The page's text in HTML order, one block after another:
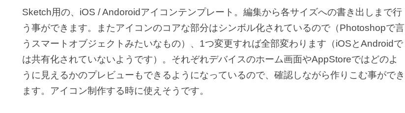
Sketch用の、iOS / Andoroidアイコンテンプレート。編集から各サイズへの書き出しまで行
う事ができます。またアイコンのコアな部分はシンボル化されているので（Photoshopで言
うスマートオブジェクトみたいなもの）、1つ変更すれば全部変わります（iOSとAndroidで
は共有化されていないようです）。それぞれデバイスのホーム画面やAppStoreではどのよ
うに見えるかのプレビューもできるようになっているので、確認しながら作りこむ事ができ
ます。アイコン制作する時に使えそうです。